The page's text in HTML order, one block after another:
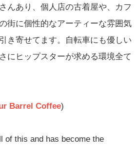
んあり、個人店の古着屋や、カフ
街に個性的なアーティーな雰囲気
き寄せてます。自転車にも優しい
にヒップスターが求める環境全て
Barrel Coffee)
of this and has become the